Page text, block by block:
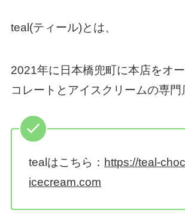
teal(ティール)とは、
2021年に日本橋兜町に本店をオ
コレートとアイスクリームの専門
tealはこちら： https://teal-
icecream.com